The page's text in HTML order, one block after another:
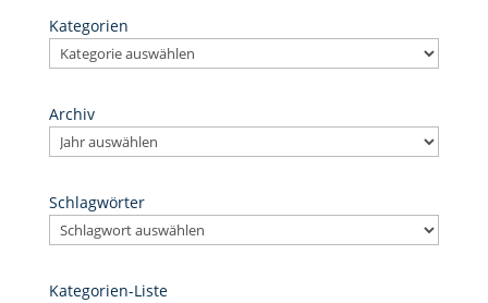
Kategorien
Archiv
Schlagwörter
Kategorien-Liste